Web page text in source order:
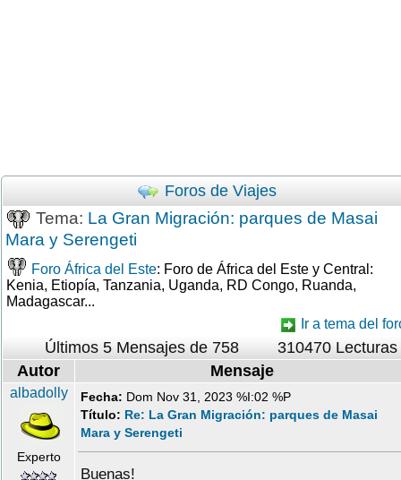
Foros de Viajes
Tema: La Gran Migración: parques de Masai
Mara y Serengeti
Foro África del Este: Foro de África del Este y Central:
Kenia, Etiopía, Tanzania, Uganda, RD Congo, Ruanda,
Madagascar...
Ir a tema del
Últimos 5 Mensajes de 758
310470 Lecturas
Autor
Mensaje
albadolly
Experto
Fecha: Dom Nov 31, 2023 %I:02 %P
Título: Re: La Gran Migración: parques de Masai
Mara y Serengeti
Buenas!